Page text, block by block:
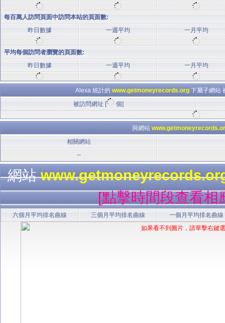
每百萬人訪問頁面中訪問本站的頁面數:
昨日數據
一週平均 一月平均
平均每個訪問者瀏覽的頁面數:
昨日數據
一週平均 一月平均
Alexa 統計的 www.getmoneyrecords.org 下屬子網站
被訪問網址 [
個]
與網站
相關網站
--
網站
[點擊時間段查看相
六個月平均排名曲線 三個月平均排名曲線 一個月平均排名曲線